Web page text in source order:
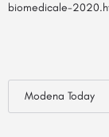
biomedicale-
Modena Today